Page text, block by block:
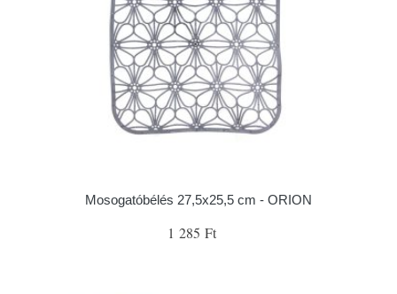
Mosogatóbélés 27,5x25,5 cm - ORION
1 285 Ft